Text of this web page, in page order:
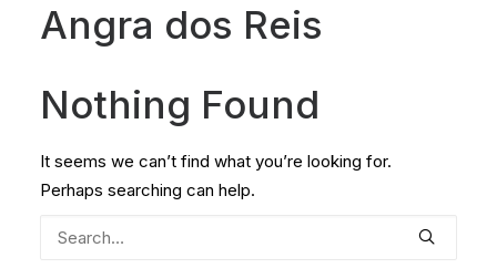
Angra dos Reis
Nothing Found
It seems we can’t find what you’re looking for.
Perhaps searching can help.